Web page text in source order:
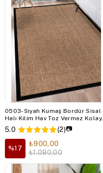
0503-Siyah Kumaş Bordür Sisal
Halı Kilim Hav Toz Vermez Kolay
Temizlenen Hasır Kilim
5.0 (2)📷
%17
₺900,00
₺1.080,00